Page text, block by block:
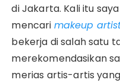
di Jakarta. Kali itu
mencari makeup
bekerja di salah satu
merekomendasikan
merias artis-artis